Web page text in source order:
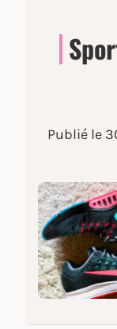
Publié le